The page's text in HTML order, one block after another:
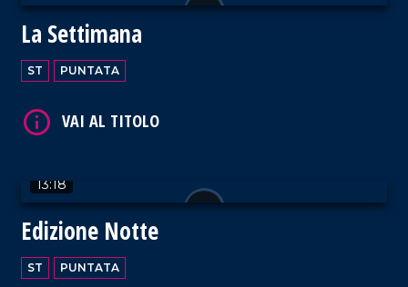
La Settimana
ST PUNTATA
13:18
Edizione Notte
ST PUNTATA
VAI AL TITOLO